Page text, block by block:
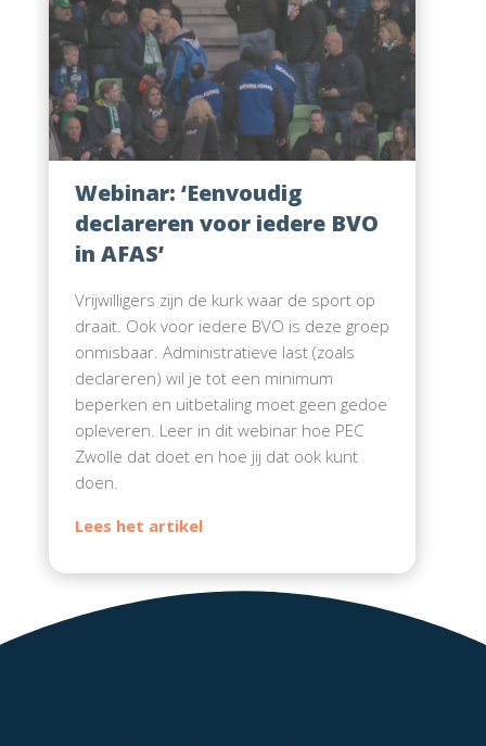
Webinar: ‘Eenvoudig
declareren voor iedere BVO
in AFAS’
Vrijwilligers zijn de kurk waar de sport op
draait. Ook voor iedere BVO is deze groep
onmisbaar. Administratieve last (zoals
declareren) wil je tot een minimum
beperken en uitbetaling moet geen gedoe
opleveren. Leer in dit webinar hoe PEC
Zwolle dat doet en hoe jij dat ook kunt
doen.